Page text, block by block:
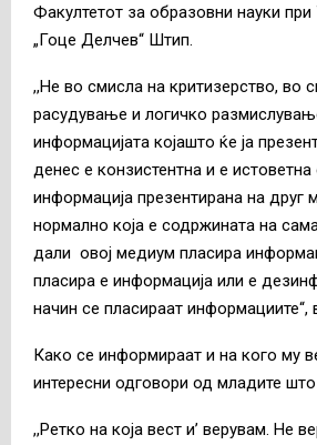
Факултетот за образовни науки при
„Гоце Делчев“ Штип.
,,Не во смисла на критизерство, во
расудување и логичко
информацијата којашто ќе ја
денес е конзистентна и е истоветна
информација презентирана на друг
нормално која е содржината на
дали овој медиум пласира
пласира е информација или е
начин се пласираат
Како се информираат и на кого му
интересни одговори од младите што
,,Ретко на која вест и’ верувам. Не